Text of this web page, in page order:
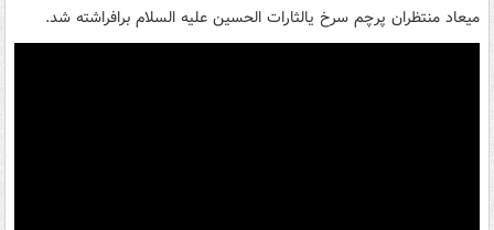
میعاد منتظران پرچم سرخ یالثارات الحسین علیه السلام برافراشته شد.